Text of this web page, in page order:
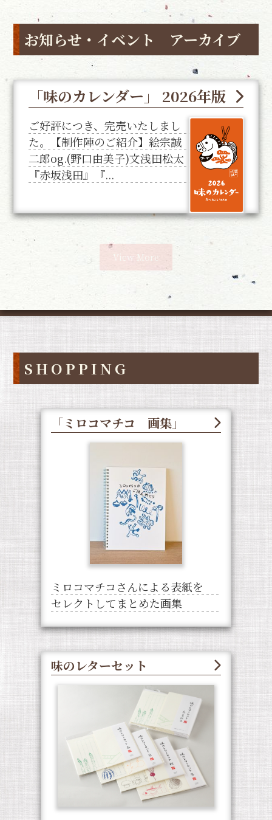
お知らせ・イベント アーカイブ
「味のカレンダー」 2026年版
ご好評につき、完売いたしまし
た。【制作陣のご紹介】絵宗誠
二郎og.(野口由美子)文浅田松太
『赤坂浅田』『...
View More
SHOPPING
「ミロコマチコ 画集」
ミロコマチコさんによる表紙を
セレクトしてまとめた画集
味のレターセット